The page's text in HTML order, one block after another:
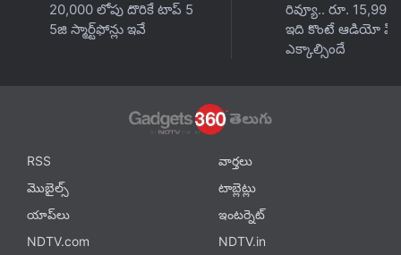
20,000 లోపు దొరికే టాప్ 5
5జి స్మార్ట్‌ఫోన్లు ఇవే
రివ్యూ.. రూ. 15,999
ఇది కొంటే ఆడియో
ఎక్కాల్సిందే
RSS
వార్తలు
మొబైల్స్
టాబ్లెట్లు
యాప్‌లు
ఇంటర్నెట్
NDTV.com
NDTV.in